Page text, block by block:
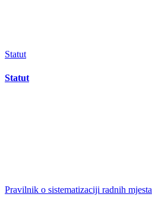
Statut
Statut
Pravilnik o sistematizaciji radnih mjesta